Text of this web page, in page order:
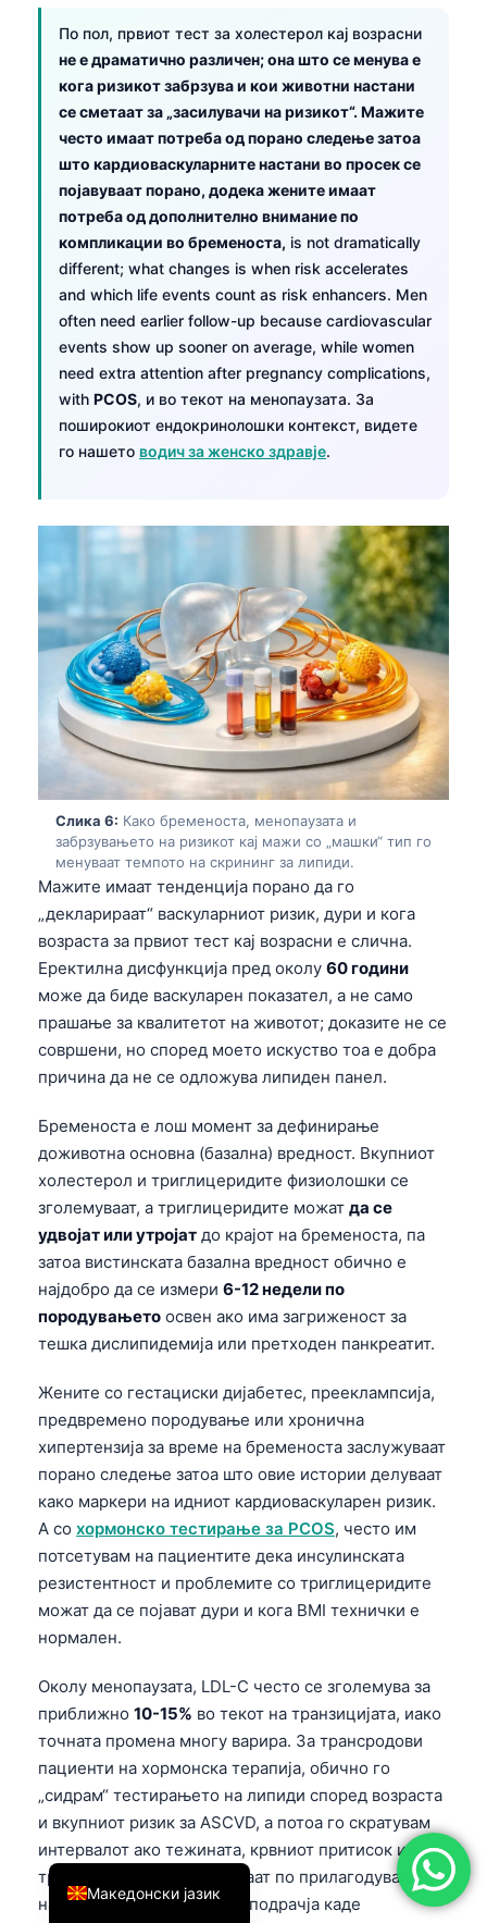
По пол, првиот тест за холестерол кај возрасни
не е драматично различен; она што се менува е
кога ризикот забрзува и кои животни настани
се сметаат за „засилувачи на ризикот“. Мажите
често имаат потреба од порано следење затоа
што кардиоваскуларните настани во просек се
појавуваат порано, додека жените имаат
потреба од дополнително внимание по
компликации во бременоста, is not dramatically
different; what changes is when risk accelerates
and which life events count as risk enhancers. Men
often need earlier follow-up because cardiovascular
events show up sooner on average, while women
need extra attention after pregnancy complications,
with PCOS, и во текот на менопаузата. За
поширокиот ендокринолошки контекст, видете
го нашето водич за женско здравје.
Слика 6: Како бременоста, менопаузата и
забрзувањето на ризикот кај мажи со „машки“ тип го
менуваат темпото на скрининг за липиди.
Мажите имаат тенденција порано да го
„декларираат“ васкуларниот ризик, дури и кога
возраста за првиот тест кај возрасни е слична.
Еректилна дисфункција пред околу 60 години
може да биде васкуларен показател, а не само
прашање за квалитетот на животот; доказите не се
совршени, но според моето искуство тоа е добра
причина да не се одложува липиден панел.
Бременоста е лош момент за дефинирање
доживотна основна (базална) вредност. Вкупниот
холестерол и триглицеридите физиолошки се
зголемуваат, а триглицеридите можат да се
удвојат или утројат до крајот на бременоста, па
затоа вистинската базална вредност обично е
најдобро да се измери 6-12 недели по
породувањето освен ако има загриженост за
тешка дислипидемија или претходен панкреатит.
Жените со гестациски дијабетес, прееклампсија,
предвремено породување или хронична
хипертензија за време на бременоста заслужуваат
порано следење затоа што овие истории делуваат
како маркери на идниот кардиоваскуларен ризик.
А со хормонско тестирање за PCOS, често им
потсетувам на пациентите дека инсулинската
резистентност и проблемите со триглицеридите
можат да се појават дури и кога BMI технички е
нормален.
Околу менопаузата, LDL-C често се зголемува за
приближно 10-15% во текот на транзицијата, иако
точната промена многу варира. За трансродови
пациенти на хормонска терапија, обично го
„сидрам“ тестирањето на липиди според возраста
и вкупниот ризик за ASCVD, а потоа го скратувам
интервалот ако тежината, крвниот притисок или
триглицеридите се менуваат по прилагодувањата
на режимот—едно од тие подрачја каде
Македонски јазик
English
Deutsch
العربية
Français
עִבְרִית
Español
Português
Ελληνικά
Türkçe
Română
简体中文
فارسی
Български
Dansk
Nederlands
हिन्दी
Bahasa Indonesia
Հայերեն
Íslenska
Српски језик
Azərbaycan dili
Eesti
Čeština
ქართული
Русский
Lietuvių kalba
한국어
Slovenščina
Magyar
Shqip
मराठी
தமிழ்
ગુજરાતી
ಕನ್ನಡ
മലയാളം
Bahasa Melayu
Tiếng Việt
Tagalog
ไทย
ဗမာစာ
ភាសាខ្មែរ
Kiswahili
አማርኛ